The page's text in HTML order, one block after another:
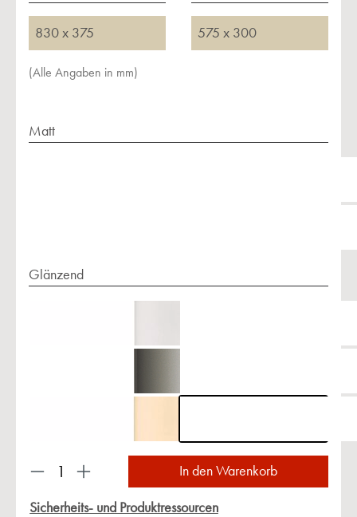
830 x 375 575 x 300
(Alle Angaben in mm)
Matt
Glänzend
Produkt Anzahl: Gib den gewünschten Wert
In den Warenkorb
Sicherheits- und Produktressourcen